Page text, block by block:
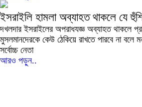
ইসরাইলি হামলা অব্যাহত থাকলে যে
দখলদার ইসরাইলের অপরাধযজ্ঞ অব্যাহত থাকলে
মুসলমানদেরকে কেউ ঠেকিয়ে রাখতে পারবে না বলে
সর্বোচ্চ নেতা
আরও পড়ুন..